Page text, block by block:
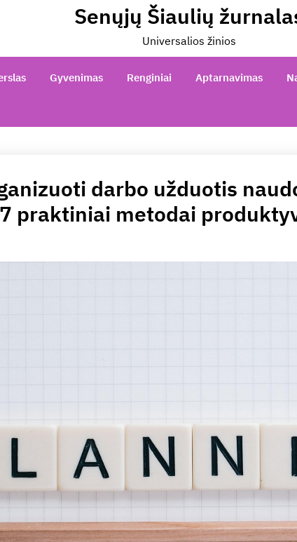
Senųjų Šiaulių
Universalios žinios
Gyvenimas Renginiai Aptarnavimas
darbo užduotis
praktiniai metodai